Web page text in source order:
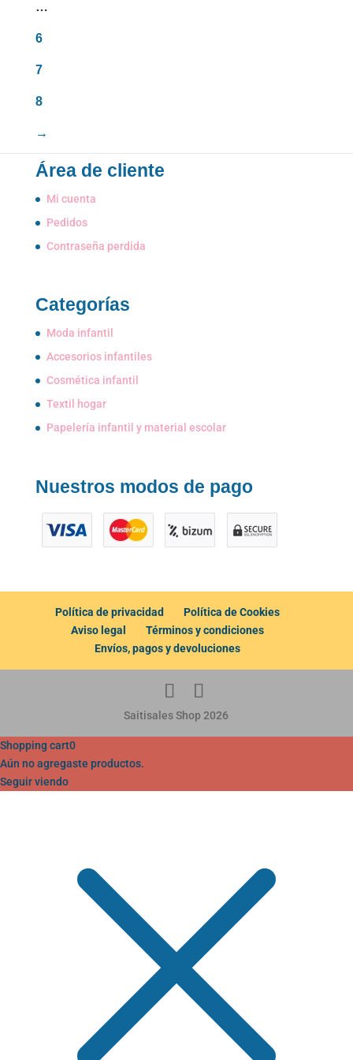
…
6
7
8
→
Área de cliente
Mi cuenta
Pedidos
Contraseña perdida
Categorías
Moda infantil
Accesorios infantiles
Cosmética infantil
Textil hogar
Papelería infantil y material escolar
Nuestros modos de pago
Política de privacidad
Política de Cookies
Aviso legal
Términos y condiciones
Envíos, pagos y devoluciones
Saitisales Shop 2026
Shopping cart0
Aún no agregaste productos.
Seguir viendo